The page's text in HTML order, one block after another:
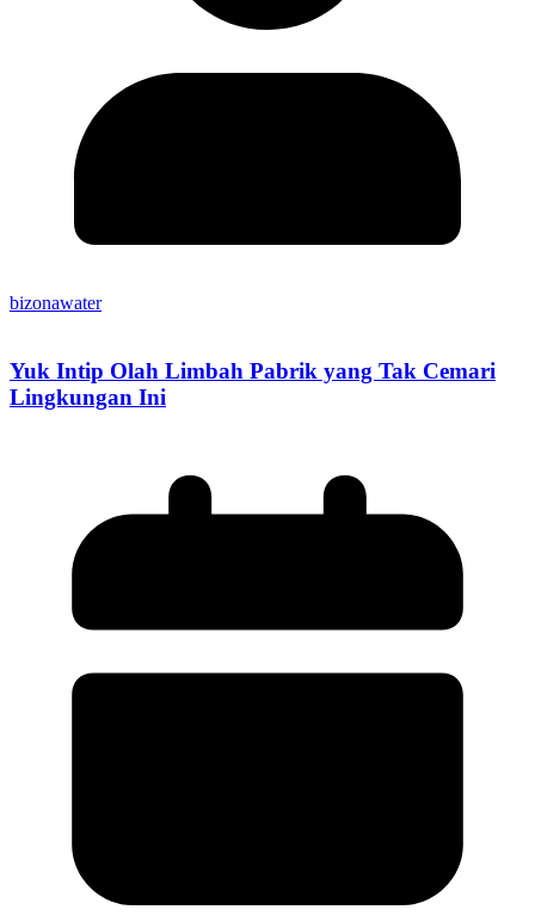
bizonawater
Yuk Intip Olah Limbah Pabrik yang Tak Cemari
Lingkungan Ini